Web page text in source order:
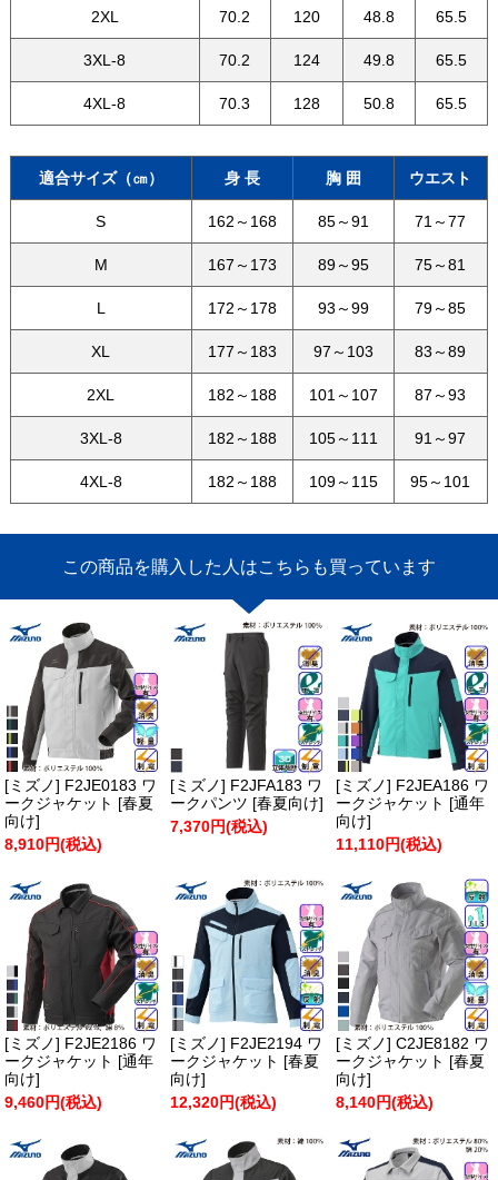
2XL 70.2 120 48.8 65.5
3XL-8 70.2 124 49.8 65.5
4XL-8 70.3 128 50.8 65.5
適合サイズ（㎝） 身 長 胸 囲 ウエスト
S 162～168 85～91 71～77
M 167～173 89～95 75～81
L 172～178 93～99 79～85
XL 177～183 97～103 83～89
2XL 182～188 101～107 87～93
3XL-8 182～188 105～111 91～97
4XL-8 182～188 109～115 95～101
この商品を購入した人はこちらも買っています
[ミズノ] F2JE0183 ワ
ークジャケット [春夏
向け]
8,910円(税込)
[ミズノ] F2JFA183 ワ
ークパンツ [春夏向け]
7,370円(税込)
[ミズノ] F2JEA186 ワ
ークジャケット [通年
向け]
11,110円(税込)
[ミズノ] F2JE2186 ワ
ークジャケット [通年
向け]
9,460円(税込)
[ミズノ] F2JE2194 ワ
ークジャケット [春夏
向け]
12,320円(税込)
[ミズノ] C2JE8182 ワ
ークジャケット [春夏
向け]
8,140円(税込)